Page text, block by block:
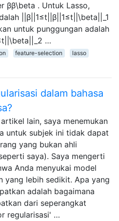
ββ\beta . Untuk Lasso,
||β||1≤t||β||1≤t||\beta||_1
untuk punggungan adalah
…
feature-selection
lasso
dalam bahasa
lain, saya menemukan
untuk subjek ini tidak dapat
yang bukan ahli
saya). Saya mengerti
Anda menyukai model
yang lebih sedikit. Apa yang
adalah bagaimana
dari seperangkat
regularisasi' …